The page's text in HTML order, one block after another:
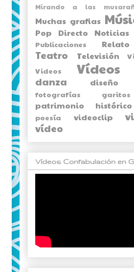
Mirando a las
Muchas grafias
Pop Directo Noticias
Publicaciones Relato
Teatro Televisión
Videos
Vídeos
danza diseño
fotografías garitos
patrimonio histórico
poesía videoclip
vídeo
Vídeos Confabulación en